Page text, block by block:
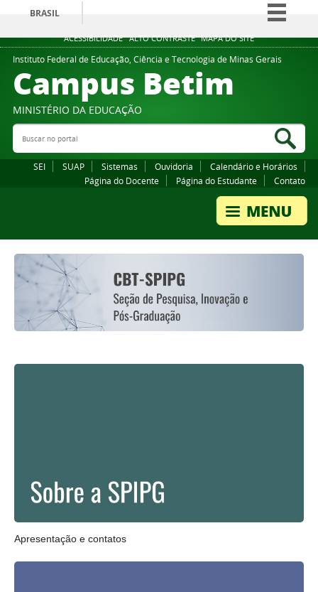
ACESSIBILIDADE ALTO CONTRASTE MAPA DO SITE
BRASIL
Simplifique!
Comunica BR
Participe
Legislação
Instituto Federal de Educação, Ciência e Tecnologia de Minas Gerais
Campus Betim
MINISTÉRIO DA EDUCAÇÃO
Buscar no portal
SEI SUAP Sistemas Ouvidoria
Calendário e Horários
Página do Docente
Página do Estudante Contato
Apresentação e contatos